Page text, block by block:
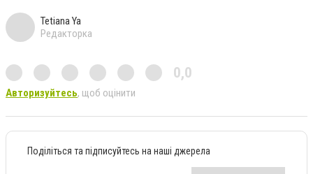
Tetiana Ya
Редакторка
0,0
Авторизуйтесь, щоб оцінити
Поділіться та підписуйтесь на наші джерела